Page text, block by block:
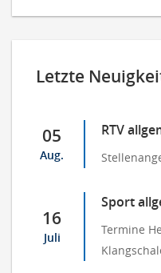
Letzte
05
Aug.
RTV
16
Juli
Sport
Termine